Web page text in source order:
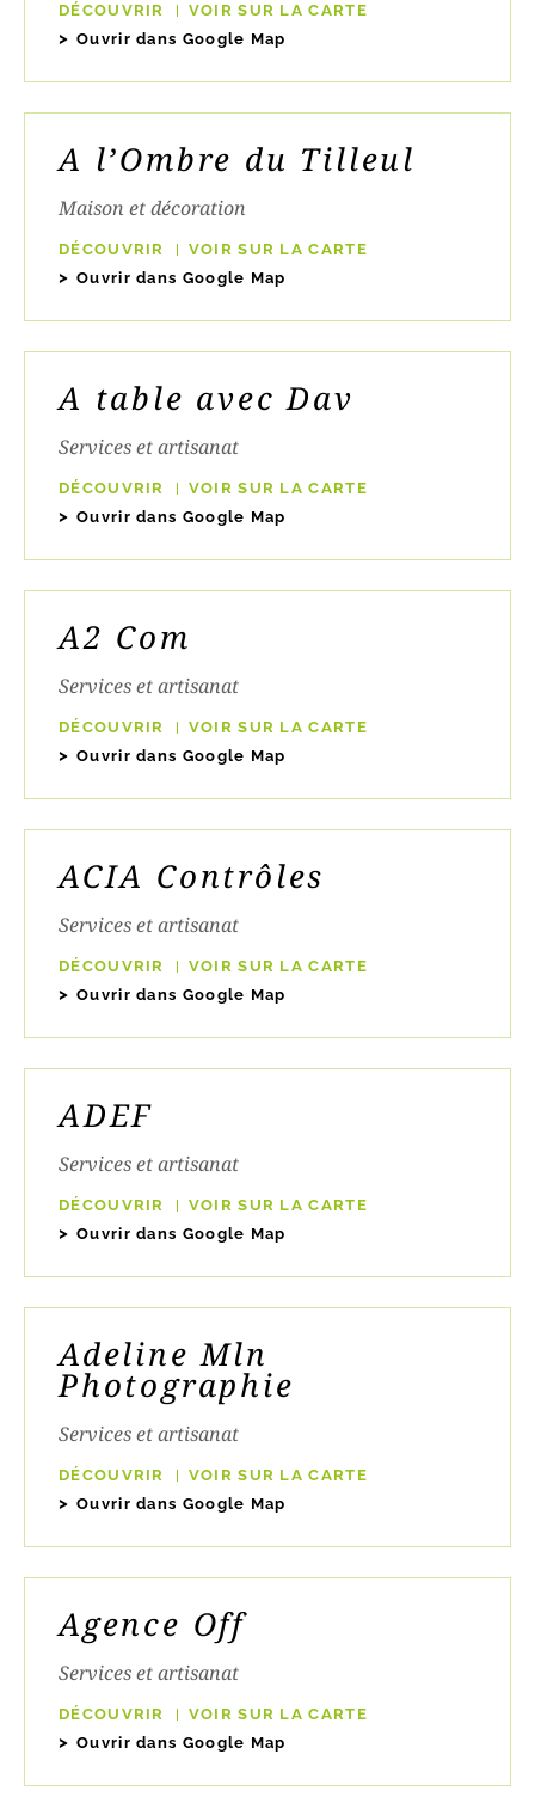
DÉCOUVRIR
VOIR SUR LA CARTE
Ouvrir dans Google Map
A l’Ombre du Tilleul
Maison et décoration
DÉCOUVRIR
VOIR SUR LA CARTE
Ouvrir dans Google Map
A table avec Dav
Services et artisanat
DÉCOUVRIR
VOIR SUR LA CARTE
Ouvrir dans Google Map
A2 Com
Services et artisanat
DÉCOUVRIR
VOIR SUR LA CARTE
Ouvrir dans Google Map
ACIA Contrôles
Services et artisanat
DÉCOUVRIR
VOIR SUR LA CARTE
Ouvrir dans Google Map
ADEF
Services et artisanat
DÉCOUVRIR
VOIR SUR LA CARTE
Ouvrir dans Google Map
Adeline Mln
Photographie
Services et artisanat
DÉCOUVRIR
VOIR SUR LA CARTE
Ouvrir dans Google Map
Agence Off
Services et artisanat
DÉCOUVRIR
VOIR SUR LA CARTE
Ouvrir dans Google Map